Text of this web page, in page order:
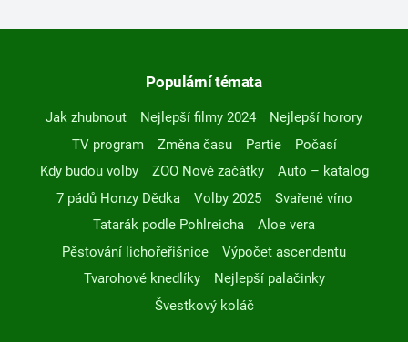
Populární témata
Jak zhubnout Nejlepší filmy 2024
Nejlepší horory
TV program
Změna času Partie
Počasí
Kdy budou volby
ZOO Nové začátky
Auto – katalog
7 pádů Honzy Dědka
Volby 2025
Svařené víno
Tatarák podle Pohlreicha
Aloe vera
Pěstování lichořeřišnice
Výpočet ascendentu
Tvarohové knedlíky
Nejlepší palačinky
Švestkový koláč